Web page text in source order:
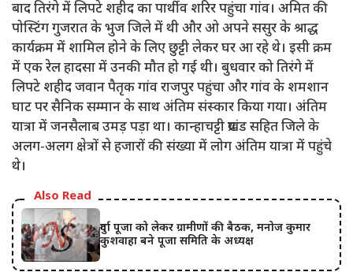
बाद तिरंगे में लिपटे शहीद का पार्थीव शरिर पहुंचा गांव। अमित की
पोस्टिंग गुजरात के भुज जिले में थी और ओ अपने ससुर के श्राद्ध
कार्यक्रम में शामिल होने के लिए छुट्टी लेकर घर आ रहे थे। इसी क्रम
में एक रेल हादसा में उनकी मौत हो गई थी। बुधवार को तिरंगे में
लिपटे शहीद जवान पैतृक गांव राजपुर पहुंचा और गांव के शमशान
घाट पर सैनिक सम्मान के साथ अंतिम संस्कार किया गया। अंतिम
यात्रा में जनसैलाब उमड़ पड़ा था। कान्हाचट्टी प्रखंड सहित जिले के
अलग-अलग क्षेत्रों से हजारों की संख्या में लोग अंतिम यात्रा में पहुंचे
थे।
Also Read
दुर्गा पूजा को लेकर ग्रामीणों की बैठक, मनोज कुमार
कुशवाहा बने पूजा समिति के अध्यक्ष